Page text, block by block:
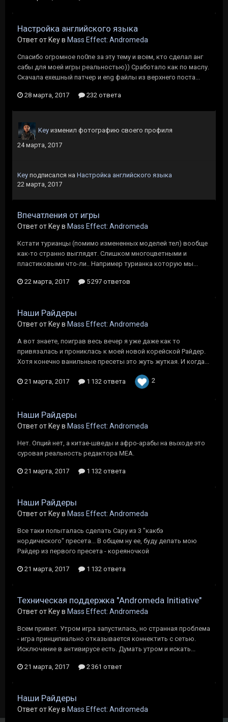
Настройка английского языка
Ответ от Key в Mass Effect: Andromeda
Спасибо огромное no0ne за эту тему и всем, кто сделал анг
сабы для моей игры реальностью)) Сработало как по маслу.
Скачала exeшный патчер и eng файлы из верхнего поста...
28 марта, 2017 232 ответа
Key изменил фотографию своего профиля
24 марта, 2017
Key подписался на Настройка английского языка
22 марта, 2017
Впечатления от игры
Ответ от Key в Mass Effect: Andromeda
Кстати турианцы (помимо измененных моделей тел) вообще
как-то странно выглядят. Слишком многоцветными и
пластиковыми что-ли.. Например турианка которую мы...
22 марта, 2017 5 297 ответов
Наши Райдеры
Ответ от Key в Mass Effect: Andromeda
А вот знаете, поиграв весь вечер я уже даже как то
привязалась и прониклась к моей новой корейской Райдер.
Хотя конечно ванильные пресеты это жуть жуткая. И когда...
21 марта, 2017 1 132 ответа 2
Наши Райдеры
Ответ от Key в Mass Effect: Andromeda
Нет. Опций нет, а китае-шведы и афро-арабы на выходе это
суровая реальность редактора MEA.
21 марта, 2017 1 132 ответа
Наши Райдеры
Ответ от Key в Mass Effect: Andromeda
Все таки попыталась сделать Сару из 3 "какбэ
нордического" пресета... В общем ну ее, буду делать мою
Райдер из первого пресета - кореяночкой
21 марта, 2017 1 132 ответа
Техническая поддержка "Andromeda Initiative"
Ответ от Key в Mass Effect: Andromeda
Всем привет. Утром игра запустилась, но странная проблема
- игра принципиально отказывается коннектить с сетью.
Исключение в антивирусе есть. Думать утром и искать...
21 марта, 2017 2 361 ответ
Наши Райдеры
Ответ от Key в Mass Effect: Andromeda